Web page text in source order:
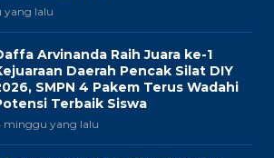
lalu
Arvinanda Raih Juara ke-1
Daerah Pencak Silat DIY
SMPN 4 Pakem Terus Wadahi
Terbaik Siswa
minggu yang lalu